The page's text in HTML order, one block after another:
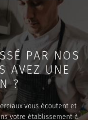
PAR NOS
AVEZ UNE
?
vous écoutent et
votre établissement à